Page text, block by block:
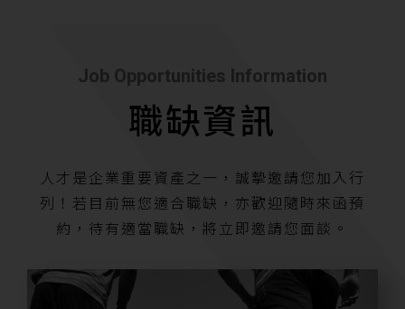
Job Opportunities Information
職缺資訊
人才是企業重要資產之一，誠摯邀請您加入行
列！若目前無您適合職缺，亦歡迎隨時來函預
約，待有適當職缺，將立即邀請您面談。